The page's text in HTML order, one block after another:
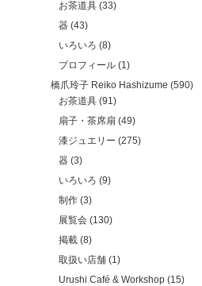
お茶道具 (33)
器 (43)
いろいろ (8)
プロフィール (1)
橋爪玲子 Reiko Hashizume (590)
お茶道具 (91)
扇子・茶席扇 (49)
漆ジュエリー (275)
器 (3)
いろいろ (9)
制作 (3)
展覧会 (130)
掲載 (8)
取扱い店舗 (1)
Urushi Café & Workshop (15)